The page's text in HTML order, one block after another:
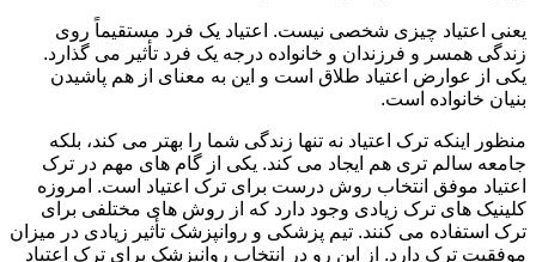
یعنی اعتیاد چیزی شخصی نیست. اعتیاد یک فرد مستقیماً روی
زندگی همسر و فرزندان و خانواده درجه یک فرد تأثیر می گذارد.
یکی از عوارض اعتیاد طلاق است و این به معنای از هم پاشیدن
بنیان خانواده است.
منظور اینکه ترک اعتیاد نه تنها زندگی شما را بهتر می کند، بلکه
جامعه سالم تری هم ایجاد می کند. یکی از گام های مهم در ترک
اعتیاد موفق انتخاب روش درست برای ترک اعتیاد است. امروزه
کلینیک های ترک زیادی وجود دارد که از روش های مختلفی برای
ترک استفاده می کنند. تیم پزشکی و روانپزشک تأثیر زیادی در میزان
موفقیت ترک دارد. از این رو در انتخاب روانپزشک برای ترک اعتیاد